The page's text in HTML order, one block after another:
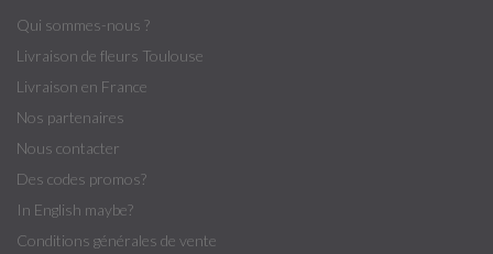
Qui sommes-nous ?
Livraison de fleurs Toulouse
Livraison en France
Nos partenaires
Nous contacter
Des codes promos?
In English maybe?
Conditions générales de vente